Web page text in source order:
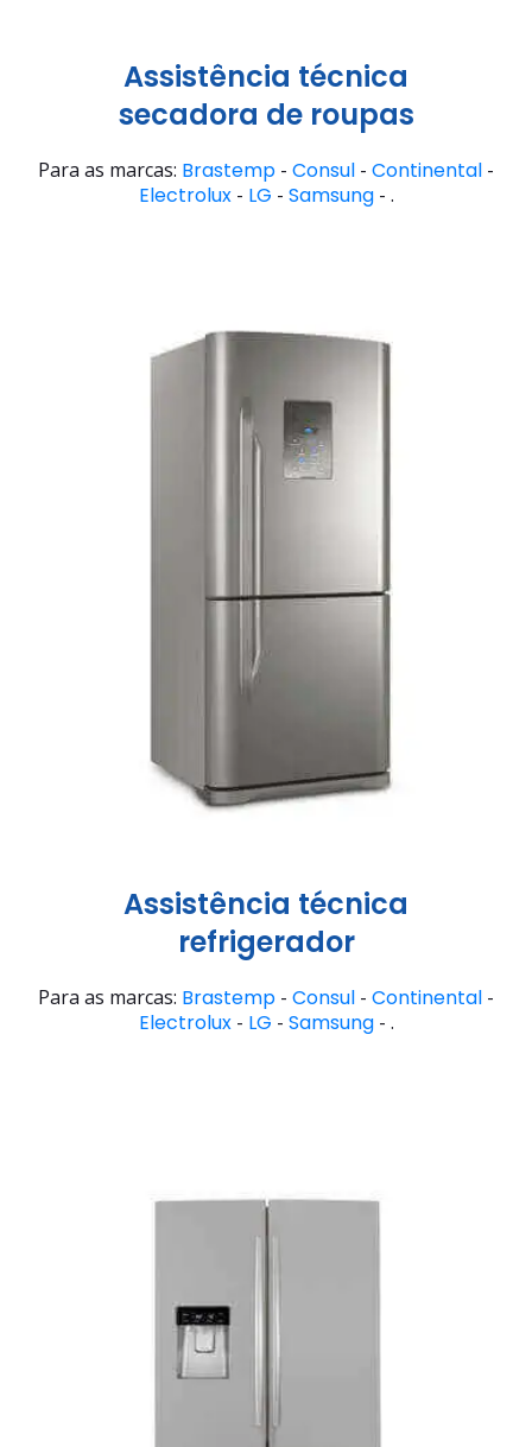
Assistência técnica
secadora de roupas
Para as marcas: Brastemp - Consul - Continental -
Electrolux- LG - Samsung- .
Assistência técnica
refrigerador
Para as marcas: Brastemp - Consul - Continental -
Electrolux- LG - Samsung- .